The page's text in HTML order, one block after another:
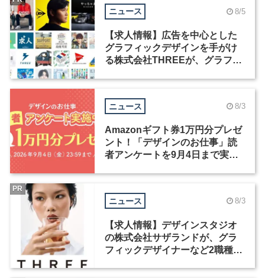
ニュース 8/5
【求人情報】広告を中心とした
グラフィックデザインを手がけ
る株式会社THREEが、グラフィ
ニュース 8/3
Amazonギフト券1万円分プレゼ
ント！「デザインのお仕事」読
者アンケートを9月4日まで実施
ニュース 8/3
【求人情報】デザインスタジオ
の株式会社サザランドが、グラ
フィックデザイナーなど2職種を
PR